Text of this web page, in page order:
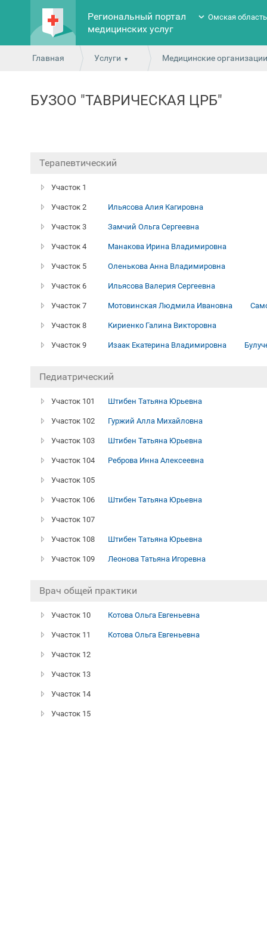
Региональный портал
медицинских услуг
Омская область
Главная Услуги Медицинские
БУЗОО "ТАВРИЧЕСКАЯ ЦРБ"
Терапевтический
Участок 1
Участок 2 Ильясова Алия Кагировна
Участок 3 Замчий Ольга Сергеевна
Участок 4 Манакова Ирина Владимировна
Участок 5 Оленькова Анна Владимировна
Участок 6 Ильясова Валерия Сергеевна
Участок 7 Мотовинская Людмила Ивановна
Участок 8 Кириенко Галина Викторовна
Участок 9 Изаак Екатерина Владимировна
Педиатрический
Участок 101 Штибен Татьяна Юрьевна
Участок 102 Гуржий Алла Михайловна
Участок 103 Штибен Татьяна Юрьевна
Участок 104 Реброва Инна Алексеевна
Участок 105
Участок 106 Штибен Татьяна Юрьевна
Участок 107
Участок 108 Штибен Татьяна Юрьевна
Участок 109 Леонова Татьяна Игоревна
Врач общей практики
Участок 10 Котова Ольга Евгеньевна
Участок 11 Котова Ольга Евгеньевна
Участок 12
Участок 13
Участок 14
Участок 15